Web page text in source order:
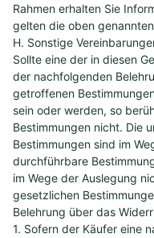
Rahmen erhalten Sie
gelten die oben
H. Sonstige
Sollte eine der in diesen
der nachfolgenden
getroffenen
sein oder werden, so
Bestimmungen nicht. Die
Bestimmungen sind im
durchführbare
im Wege der Auslegung
gesetzlichen
Belehrung über das
1. Sofern der Käufer eine